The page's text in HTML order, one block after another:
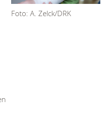
Foto: A. Zelck/DRK